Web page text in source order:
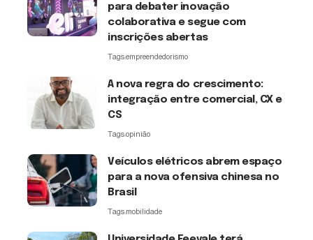
para debater inovação
colaborativa e segue com
inscrições abertas
Tags:empreendedorismo
A nova regra do crescimento:
integração entre comercial, CX e
CS
Tags:opinião
Veículos elétricos abrem espaço
para a nova ofensiva chinesa no
Brasil
Tags:mobilidade